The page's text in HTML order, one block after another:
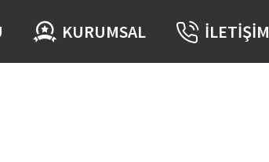
KURUMSAL İLETIŞIM